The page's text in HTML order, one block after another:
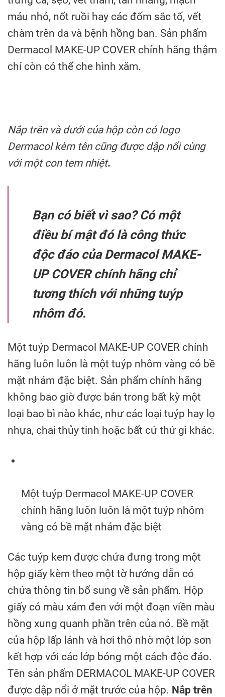
máu nhỏ, nốt ruồi hay các đốm sắc tố, vết
chàm trên da và bệnh hồng ban. Sản phẩm
Dermacol MAKE-UP COVER chính hãng thậm
chí còn có thể che hình xăm.
Nắp trên và dưới của hộp còn có logo
Dermacol kèm tên cũng được dập nổi cùng
với một con tem nhiệt.
Bạn có biết vì sao? Có một
điều bí mật đó là công thức
độc đáo của Dermacol MAKE-
UP COVER chính hãng chỉ
tương thích với những tuýp
nhôm đó.
Một tuýp Dermacol MAKE-UP COVER chính
hãng luôn luôn là một tuýp nhôm vàng có bề
mặt nhám đặc biệt. Sản phẩm chính hãng
không bao giờ được bán trong bất kỳ một
loại bao bì nào khác, như các loại tuýp hay lọ
nhựa, chai thủy tinh hoặc bất cứ thứ gì khác.
Một tuýp Dermacol MAKE-UP COVER
chính hãng luôn luôn là một tuýp nhôm
vàng có bề mặt nhám đặc biệt
Các tuýp kem được chứa đưng trong một
hộp giấy kèm theo một tờ hướng dẫn có
chứa thông tin bổ sung về sản phẩm. Hộp
giấy có màu xám đen với một đoạn viền màu
hồng xung quanh phần trên của nó. Bề mặt
của hộp lấp lánh và hơi thô nhờ một lớp sơn
kết hợp với các lớp bóng một cách độc đáo.
Tên sản phẩm DERMACOL MAKE-UP COVER
được dập nổi ở mặt trước của hộp. Nắp trên